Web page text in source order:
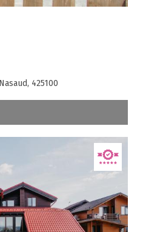
425100